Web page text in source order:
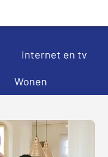
Internet en tv
Wonen